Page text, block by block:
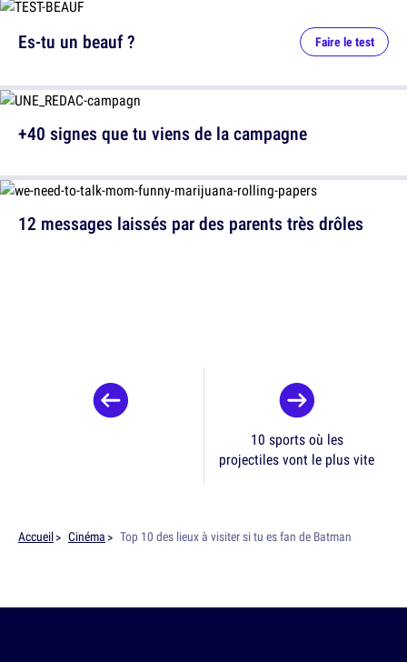
12 messages laissés par des parents très drôles
Es-tu un beauf ? Faire le test
+40 signes que tu viens de la campagne
10 sports où les
projectiles vont le plus vite
Accueil Cinéma Top 10 des lieux à visiter si tu es fan de Batman